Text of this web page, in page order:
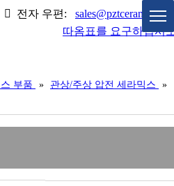
 전자 우편:
따옴표를 요구하십시
부품 » 관상/주상 압전 세라믹스
»